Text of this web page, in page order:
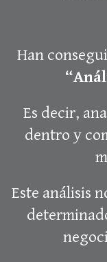
Han
Es decir,
dentro y
Este análisis